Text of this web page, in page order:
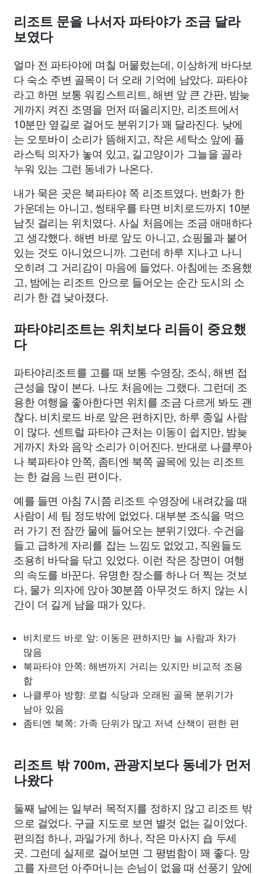
리조트 문을 나서자 파타야가 조금 달라
보였다
얼마 전 파타야에 며칠 머물렀는데, 이상하게 바다보
다 숙소 주변 골목이 더 오래 기억에 남았다. 파타야
라고 하면 보통 워킹스트리트, 해변 앞 큰 간판, 밤늦
게까지 켜진 조명을 먼저 떠올리지만, 리조트에서
10분만 옆길로 걸어도 분위기가 꽤 달라진다. 낮에
는 오토바이 소리가 뜸해지고, 작은 세탁소 앞에 플
라스틱 의자가 놓여 있고, 길고양이가 그늘을 골라
누워 있는 그런 동네가 나온다.
내가 묵은 곳은 북파타야 쪽 리조트였다. 번화가 한
가운데는 아니고, 썽태우를 타면 비치로드까지 10분
남짓 걸리는 위치였다. 사실 처음에는 조금 애매하다
고 생각했다. 해변 바로 앞도 아니고, 쇼핑몰과 붙어
있는 것도 아니었으니까. 그런데 하루 지나고 나니
오히려 그 거리감이 마음에 들었다. 아침에는 조용했
고, 밤에는 리조트 안으로 들어오는 순간 도시의 소
리가 한 겹 낮아졌다.
파타야리조트는 위치보다 리듬이 중요했
다
파타야리조트를 고를 때 보통 수영장, 조식, 해변 접
근성을 많이 본다. 나도 처음에는 그랬다. 그런데 조
용한 여행을 좋아한다면 위치를 조금 다르게 봐도 괜
찮다. 비치로드 바로 앞은 편하지만, 하루 종일 사람
이 많다. 센트럴 파타야 근처는 이동이 쉽지만, 밤늦
게까지 차와 음악 소리가 이어진다. 반대로 나클루아
나 북파타야 안쪽, 좀티엔 북쪽 골목에 있는 리조트
는 한 걸음 느린 편이다.
예를 들면 아침 7시쯤 리조트 수영장에 내려갔을 때
사람이 세 팀 정도밖에 없었다. 대부분 조식을 먹으
러 가기 전 잠깐 물에 들어오는 분위기였다. 수건을
들고 급하게 자리를 잡는 느낌도 없었고, 직원들도
조용히 바닥을 닦고 있었다. 이런 작은 장면이 여행
의 속도를 바꾼다. 유명한 장소를 하나 더 찍는 것보
다, 물가 의자에 앉아 30분쯤 아무것도 하지 않는 시
간이 더 길게 남을 때가 있다.
비치로드 바로 앞: 이동은 편하지만 늘 사람과 차가
많음
북파타야 안쪽: 해변까지 거리는 있지만 비교적 조용
함
나클루아 방향: 로컬 식당과 오래된 골목 분위기가
남아 있음
좀티엔 북쪽: 가족 단위가 많고 저녁 산책이 편한 편
리조트 밖 700m, 관광지보다 동네가 먼저
나왔다
둘째 날에는 일부러 목적지를 정하지 않고 리조트 밖
으로 걸었다. 구글 지도로 보면 별것 없는 길이었다.
편의점 하나, 과일가게 하나, 작은 마사지 숍 두세
곳. 그런데 실제로 걸어보면 그 평범함이 꽤 좋다. 망
고를 자르던 아주머니는 손님이 없을 때 선풍기 앞에